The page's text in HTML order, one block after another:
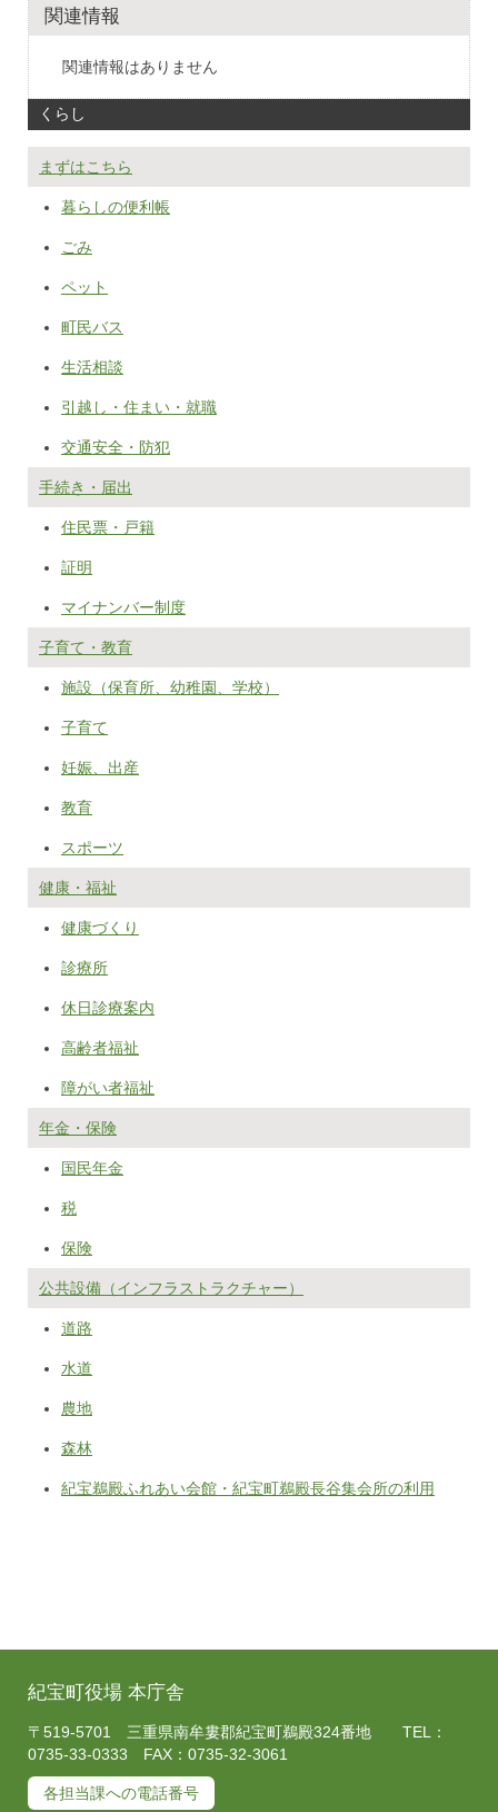
関連情報
関連情報はありません
くらし
まずはこちら
暮らしの便利帳
ごみ
ペット
町民バス
生活相談
引越し・住まい・就職
交通安全・防犯
手続き・届出
住民票・戸籍
証明
マイナンバー制度
子育て・教育
施設（保育所、幼稚園、学校）
子育て
妊娠、出産
教育
スポーツ
健康・福祉
健康づくり
診療所
休日診療案内
高齢者福祉
障がい者福祉
年金・保険
国民年金
税
保険
公共設備（インフラストラクチャー）
道路
水道
農地
森林
紀宝鵜殿ふれあい会館・紀宝町鵜殿長谷集会所の利用
紀宝町役場 本庁舎
〒519-5701 三重県南牟婁郡紀宝町鵜殿324番地 TEL：
0735-33-0333 FAX：0735-32-3061
各担当課への電話番号